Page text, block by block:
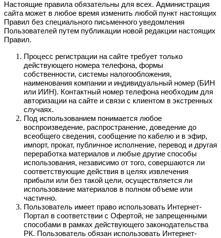
Настоящие правила обязательны для всех. Администрация
сайта может в любое время изменить любой пункт настоящих
Правил без специального письменного уведомления
Пользователей путем публикации новой редакции настоящих
Правил.
Процесс регистрации на сайте требует только
действующего номера телефона, формы
собственности, системы налогообложения,
наименования компании и индивидуальный номер (БИН
или ИИН). Контактный номер телефона необходим для
авторизации на сайте и связи с клиентом в экстренных
случаях.
Под использованием понимается любое
воспроизведение, распространение, доведение до
всеобщего сведения, сообщение по кабелю и в эфир,
импорт, прокат, публичное исполнение, перевод и другая
переработка материалов и любые другие способы
использования, независимо от того, совершаются ли
соответствующие действия в целях извлечения
прибыли или без такой цели, осуществляется ли
использование материалов в полном объеме или
частично.
Пользователь имеет право использовать Интернет-
Портал в соответствии с Офертой, не запрещенными
способами в рамках действующего законодательства
РК. Пользователь обязан использовать Интернет-